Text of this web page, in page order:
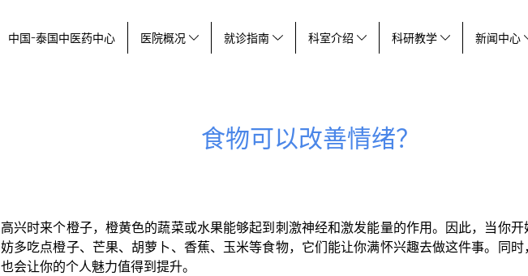
中国-泰国中医药中心 医院概况 就诊指南 科室介绍 科研教学 新闻中心
食物可以改善情绪？
高兴时来个橙子，橙黄色的蔬菜或水果能够起到刺激神经和激发能量的作用。因此，当你
妨多吃点橙子、芒果、胡萝卜、香蕉、玉米等食物，它们能让你满怀兴趣去做这件事。同时
也会让你的个人魅力值得到提升。